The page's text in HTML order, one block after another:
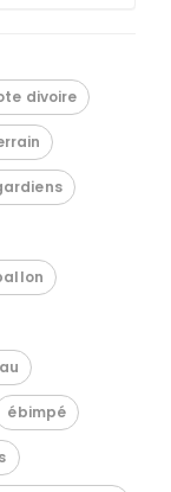
divoire
ébimpé